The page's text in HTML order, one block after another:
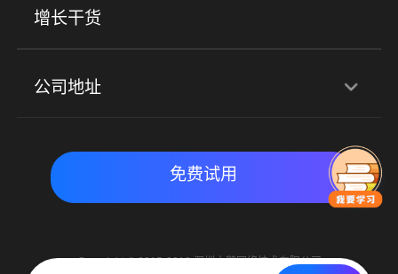
心理机构
实时私域带货 数字化运营
增长干货
公司地址
北京地址：北京市朝阳区朝外大街乙6号23层
免费试用
Copyright © 2015-2018 深圳小鹅网络技术有限公司